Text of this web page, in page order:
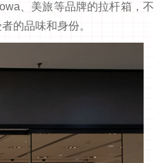
、美旅等品牌的拉杆箱，不
的品味和身份。